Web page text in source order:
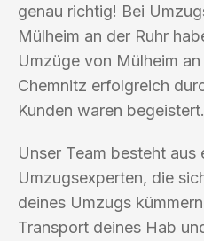
genau richtig! Bei
Mülheim an der Ruhr
Umzüge von Mülheim
Chemnitz erfolgreich
Kunden waren begeistert.
Unser Team besteht aus
Umzugsexperten, die
deines Umzugs
Transport deines Hab